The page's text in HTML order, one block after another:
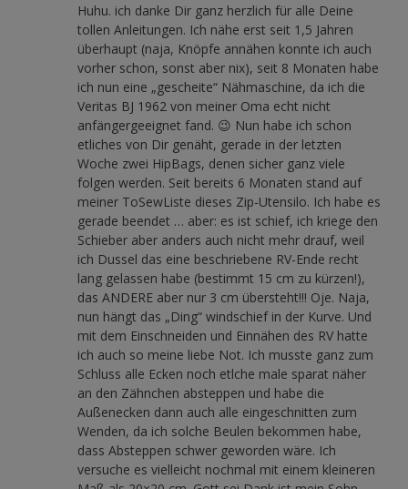
Huhu. ich danke Dir ganz herzlich für alle Deine
tollen Anleitungen. Ich nähe erst seit 1,5 Jahren
überhaupt (naja, Knöpfe annähen konnte ich auch
vorher schon, sonst aber nix), seit 8 Monaten habe
ich nun eine „gescheite“ Nähmaschine, da ich die
Veritas BJ 1962 von meiner Oma echt nicht
anfängergeeignet fand. 😉 Nun habe ich schon
etliches von Dir genäht, gerade in der letzten
Woche zwei HipBags, denen sicher ganz viele
folgen werden. Seit bereits 6 Monaten stand auf
meiner ToSewListe dieses Zip-Utensilo. Ich habe es
gerade beendet … aber: es ist schief, ich kriege den
Schieber aber anders auch nicht mehr drauf, weil
ich Dussel das eine beschriebene RV-Ende recht
lang gelassen habe (bestimmt 15 cm zu kürzen!),
das ANDERE aber nur 3 cm übersteht!!! Oje. Naja,
nun hängt das „Ding“ windschief in der Kurve. Und
mit dem Einschneiden und Einnähen des RV hatte
ich auch so meine liebe Not. Ich musste ganz zum
Schluss alle Ecken noch etlche male sparat näher
an den Zähnchen absteppen und habe die
Außenecken dann auch alle eingeschnitten zum
Wenden, da ich solche Beulen bekommen habe,
dass Absteppen schwer geworden wäre. Ich
versuche es vielleicht nochmal mit einem kleineren